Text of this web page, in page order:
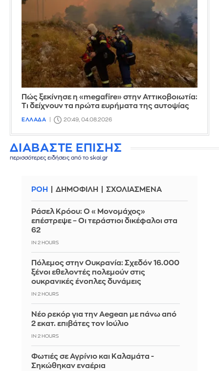
Πώς ξεκίνησε η «megafire» στην Αττικοβοιωτία:
Τι δείχνουν τα πρώτα ευρήματα της αυτοψίας
ΕΛΛΑΔΑ 20:49, 04.08.2026
ΔΙΑΒΑΣΤΕ ΕΠΙΣΗΣ
περισσότερες ειδήσεις από το skai.gr
ΡΟΗ ΔΗΜΟΦΙΛΗ ΣΧΟΛΙΑΣΜΕΝΑ
Ράσελ Κρόου: Ο «Μονομάχος»
επέστρεψε – Οι τεράστιοι δικέφαλοι στα
62
IN 2 HOURS
Πόλεμος στην Ουκρανία: Σχεδόν 16.000
ξένοι εθελοντές πολεμούν στις
ουκρανικές ένοπλες δυνάμεις
IN 2 HOURS
Νέο ρεκόρ για την Aegean με πάνω από
2 εκατ. επιβάτες τον Ιούλιο
IN 2 HOURS
Φωτιές σε Αγρίνιο και Καλαμάτα -
Σηκώθηκαν εναέρια